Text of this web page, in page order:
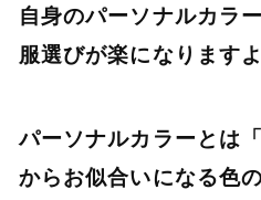
自身のパーソナルカラ
服選びが楽になりますよ
パーソナルカラーとは
からお似合いになる色